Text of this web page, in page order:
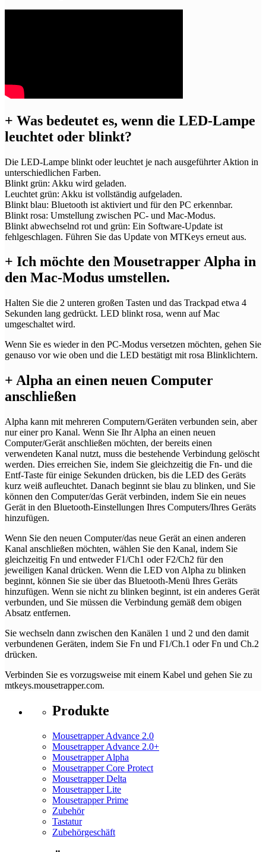
+ Was bedeutet es, wenn die LED-Lampe
leuchtet oder blinkt?
Die LED-Lampe blinkt oder leuchtet je nach ausgeführter Aktion in
unterschiedlichen Farben.
Blinkt grün: Akku wird geladen.
Leuchtet grün: Akku ist vollständig aufgeladen.
Blinkt blau: Bluetooth ist aktiviert und für den PC erkennbar.
Blinkt rosa: Umstellung zwischen PC- und Mac-Modus.
Blinkt abwechselnd rot und grün: Ein Software-Update ist
fehlgeschlagen. Führen Sie das Update von MTKeys erneut aus.
+ Ich möchte den Mousetrapper Alpha in
den Mac-Modus umstellen.
Halten Sie die 2 unteren großen Tasten und das Trackpad etwa 4
Sekunden lang gedrückt. LED blinkt rosa, wenn auf Mac
umgeschaltet wird.
Wenn Sie es wieder in den PC-Modus versetzen möchten, gehen Sie
genauso vor wie oben und die LED bestätigt mit rosa Blinklichtern.
+ Alpha an einen neuen Computer
anschließen
Alpha kann mit mehreren Computern/Geräten verbunden sein, aber
nur einer pro Kanal. Wenn Sie Ihr Alpha an einen neuen
Computer/Gerät anschließen möchten, der bereits einen
verwendeten Kanal nutzt, muss die bestehende Verbindung gelöscht
werden. Dies erreichen Sie, indem Sie gleichzeitig die Fn- und die
Entf-Taste für einige Sekunden drücken, bis die LED des Geräts
kurz weiß aufleuchtet. Danach beginnt sie blau zu blinken, und Sie
können den Computer/das Gerät verbinden, indem Sie ein neues
Gerät in den Bluetooth-Einstellungen Ihres Computers/Ihres Geräts
hinzufügen.
Wenn Sie den neuen Computer/das neue Gerät an einen anderen
Kanal anschließen möchten, wählen Sie den Kanal, indem Sie
gleichzeitig Fn und entweder F1/Ch1 oder F2/Ch2 für den
jeweiligen Kanal drücken. Wenn die LED von Alpha zu blinken
beginnt, können Sie sie über das Bluetooth-Menü Ihres Geräts
hinzufügen. Wenn sie nicht zu blinken beginnt, ist ein anderes Gerät
verbunden, und Sie müssen die Verbindung gemäß dem obigen
Absatz entfernen.
Sie wechseln dann zwischen den Kanälen 1 und 2 und den damit
verbundenen Geräten, indem Sie Fn und F1/Ch.1 oder Fn und Ch.2
drücken.
Verbinden Sie es vorzugsweise mit einem Kabel und gehen Sie zu
mtkeys.mousetrapper.com.
Produkte
Mousetrapper Advance 2.0
Mousetrapper Advance 2.0+
Mousetrapper Alpha
Mousetrapper Core Protect
Mousetrapper Delta
Mousetrapper Lite
Mousetrapper Prime
Zubehör
Tastatur
Zubehörgeschäft